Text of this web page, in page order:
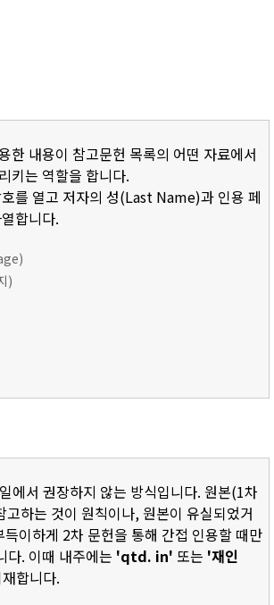
한 내용이 참고문헌 목록의 어떤 자료에서
키는 역할을 합니다.
를 열고 저자의 성(Last Name)과 인용 페
합니다.
)
에서 권장하지 않는 방식입니다. 원본(1차
고하는 것이 원칙이나, 원본이 유실되었거
이하게 2차 문헌을 통해 간접 인용할 때만
다. 이때 내주에는 'qtd. in' 또는 '재인
합니다.